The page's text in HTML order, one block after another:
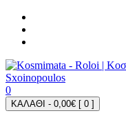
0
ΚΑΛΑΘΙ - 0,00€ [ 0 ]